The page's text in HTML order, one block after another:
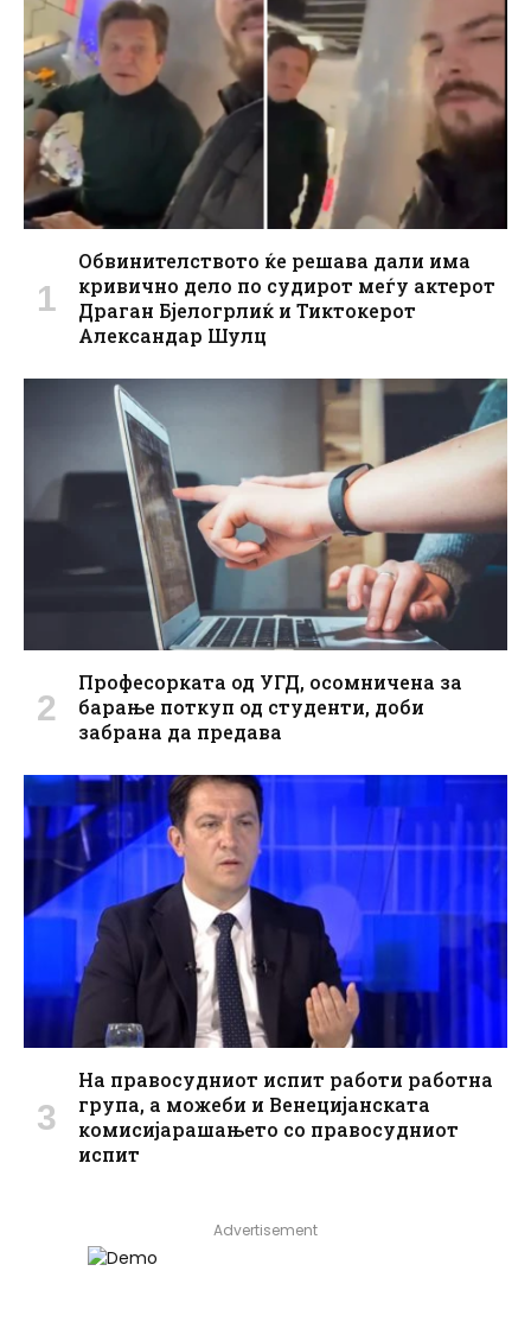
Обвинителството ќе решава дали има
кривично дело по судирот меѓу актерот
Драган Бјелогрлиќ и Тиктокерот
Александар Шулц
Професорката од УГД, осомничена за
барање поткуп од студенти, доби
забрана да предава
На правосудниот испит работи работна
група, а можеби и Венецијанската
комисијарашањето со правосудниот
испит
Advertisement